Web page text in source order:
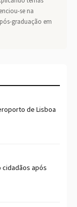
se na
graduação em
de Lisboa
cidadãos após